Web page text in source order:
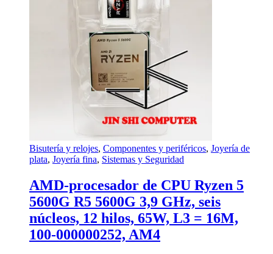
Bisutería y relojes, Componentes y periféricos, Joyería de
plata, Joyería fina, Sistemas y Seguridad
AMD-procesador de CPU Ryzen 5
5600G R5 5600G 3,9 GHz, seis
núcleos, 12 hilos, 65W, L3 = 16M,
100-000000252, AM4